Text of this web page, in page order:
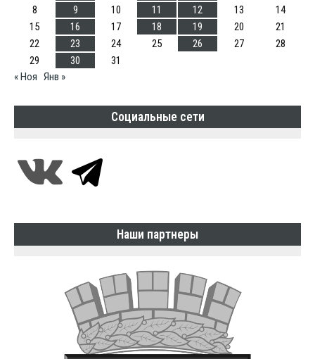
8
9 10 11 12 13
14
15
16 17 18 19 20
21
22
23 24 25 26 27
28
29
30
31
« Ноя Янв »
Социальные сети
Наши партнеры